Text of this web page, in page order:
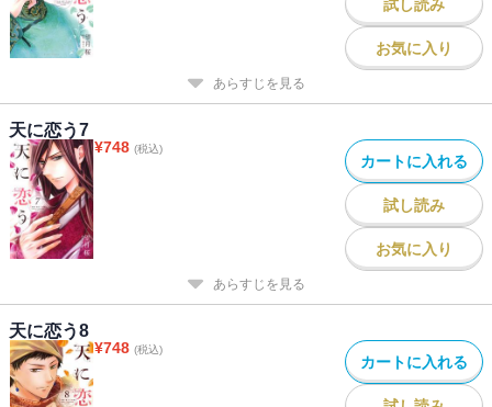
試し読み
お気に入り
あらすじを見る
天に恋う7
¥748 (税込)
カートに入れる
試し読み
お気に入り
あらすじを見る
天に恋う8
¥748 (税込)
カートに入れる